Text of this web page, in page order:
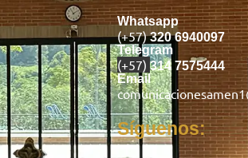
Whatsapp
(+57)320 6940097
Telegram
(+57)314 7575444
Email
Síguenos: